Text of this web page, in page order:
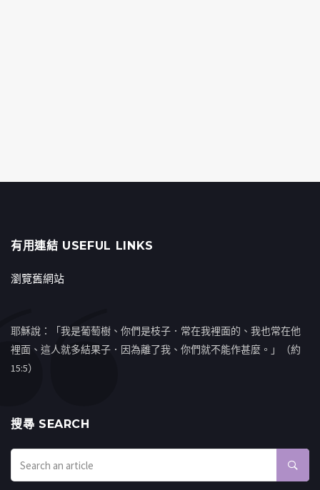
有用連結 USEFUL LINKS
瀏覽舊網站
耶穌說：「我是葡萄樹、你們是枝子．常在我裡面的、我也常在他
裡面、這人就多結果子．因為離了我、你們就不能作甚麼。」（約
15:5）
搜㝷 SEARCH